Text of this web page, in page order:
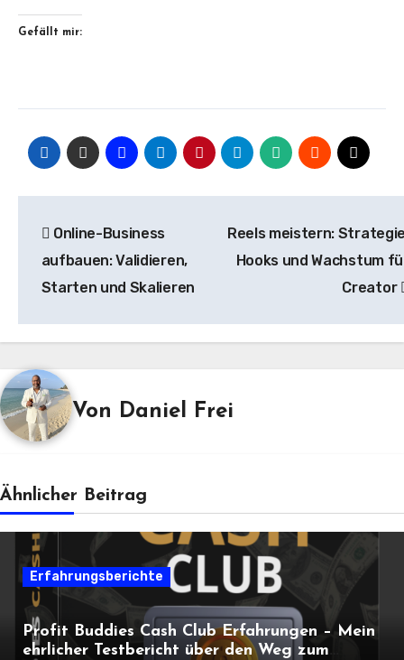
Gefällt mir:
Online-Business
aufbauen: Validieren,
Starten und Skalieren
Reels meistern:
Hooks und Wachstum
Creator
Von Daniel Frei
Ähnlicher Beitrag
Erfahrungsberichte
Profit Buddies Cash Club Erfahrungen – Mein
ehrlicher Testbericht über den Weg zum